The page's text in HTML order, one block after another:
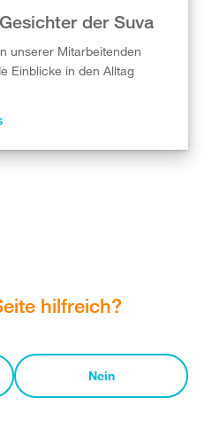
der Suva
unserer Mitarbeitenden
Einblicke in den Alltag
hilfreich?
Nein